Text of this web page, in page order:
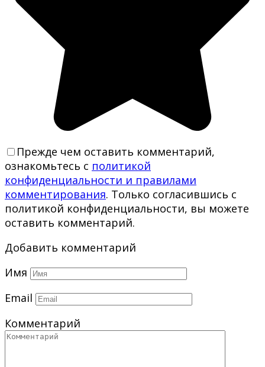
Прежде чем оставить комментарий,
ознакомьтесь с политикой
конфиденциальности и правилами
комментирования. Только согласившись с
политикой конфиденциальности, вы можете
оставить комментарий.
Добавить комментарий
Имя
Email
Комментарий